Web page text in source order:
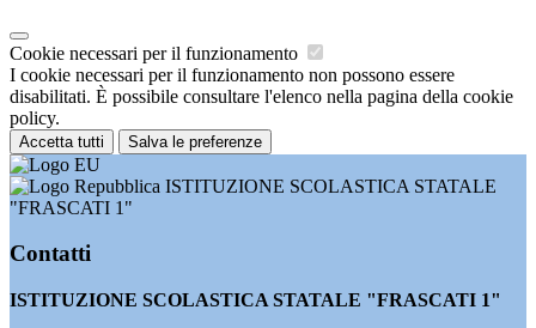
Cookie necessari per il funzionamento
I cookie necessari per il funzionamento non possono essere
disabilitati. È possibile consultare l'elenco nella pagina della cookie
policy.
Accetta tutti Salva le preferenze
ISTITUZIONE SCOLASTICA STATALE
"FRASCATI 1"
Contatti
ISTITUZIONE SCOLASTICA STATALE "FRASCATI 1"